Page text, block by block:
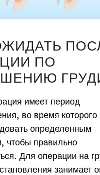
ПО
имеет период
во время
определенным
чтобы правильно
Для операции на
занимает